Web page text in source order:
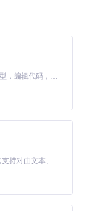
根据心情和场景
乐氛围
激情
上或主流Linux
Claude Code 的开源替代方案。连接任意大模型，编辑代码，运行命令，自动验证 — 全自动执行。用 Rust 构建，极致性能。 ｜ An open-source alternative to Claude Code. Connect any LLM, edit code, run commands, and verify changes — autonomously. Built in Rust for speed. Get Started
MiniMax H3 是一个通用的全模态生成系统。它支持对由文本、图像、视频和音频组成的多模态上下文进行统一理解，并能生成分辨率高达 2K、时长可达 15 秒的带原生立体声音频的视频。得益于面向任务泛化的系统设计，H3 在预训练阶段就已具备广泛的多模态上下文理解与生成能力，能够出色地执行复杂的多模态指令。